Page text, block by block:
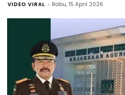
VIDEO VIRAL Rabu, 15 April 2026